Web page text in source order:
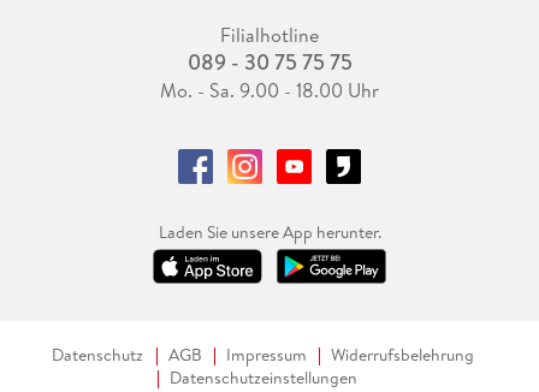
Filialhotline
089 - 30 75 75 75
Mo. - Sa. 9.00 - 18.00 Uhr
Laden Sie unsere App herunter.
Datenschutz AGB Impressum
Widerrufsbelehrung
Datenschutzeinstellungen